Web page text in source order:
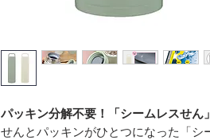
パッキン分解不要！「シームレスせん」
せんとパッキンがひとつになった「